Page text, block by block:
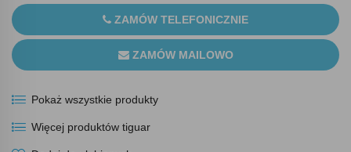
ZAMÓW TELEFONICZNIE
ZAMÓW MAILOWO
Pokaż wszystkie produkty
Więcej produktów tiguar